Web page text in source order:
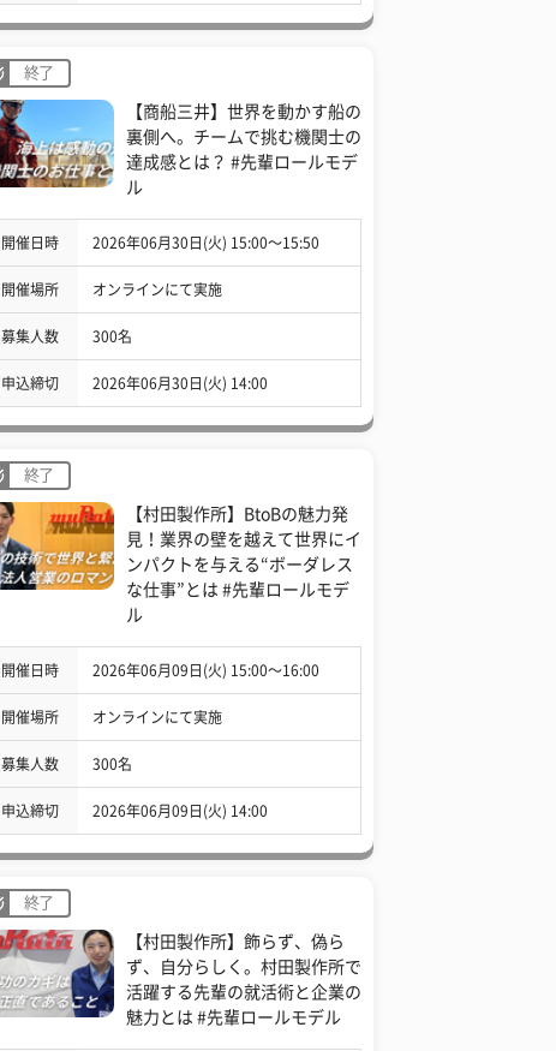
終了
【商船三井】世界を動かす船の
裏側へ。チームで挑む機関士の
達成感とは？ #先輩ロールモデ
ル
開催日時 2026年06月30日(火) 15:00〜15:50
開催場所 オンラインにて実施
募集人数 300名
申込締切 2026年06月30日(火) 14:00
終了
【村田製作所】BtoBの魅力発
見！業界の壁を越えて世界にイ
ンパクトを与える“ボーダレス
な仕事”とは #先輩ロールモデ
ル
開催日時 2026年06月09日(火) 15:00〜16:00
開催場所 オンラインにて実施
募集人数 300名
申込締切 2026年06月09日(火) 14:00
終了
【村田製作所】飾らず、偽ら
ず、自分らしく。村田製作所で
活躍する先輩の就活術と企業の
魅力とは #先輩ロールモデル